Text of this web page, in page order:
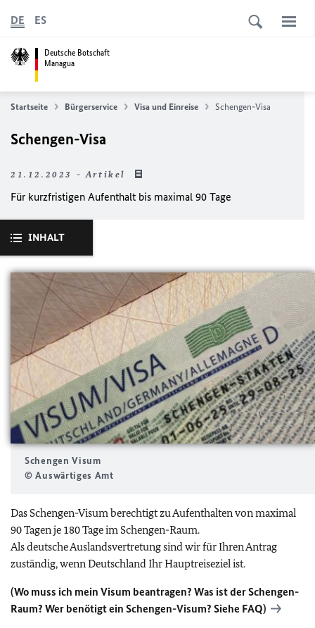
Deutsche Botschaft
Managua
DE ES
Startseite Bürgerservice Visa und Einreise Schengen-Visa
Schengen-Visa
21.12.2023 - Artikel
Für kurzfristigen Aufenthalt bis maximal 90 Tage
INHALT
Schengen Visum
© Auswärtiges Amt
Das Schengen-Visum berechtigt zu Aufenthalten von maximal
90 Tagen je 180 Tage im Schengen-Raum.
Als deutsche Auslandsvertretung sind wir für Ihren Antrag
zuständig, wenn Deutschland Ihr Hauptreiseziel ist.
(Wo muss ich mein Visum beantragen? Was ist der Schengen-
Raum? Wer benötigt ein Schengen-Visum? Siehe FAQ)